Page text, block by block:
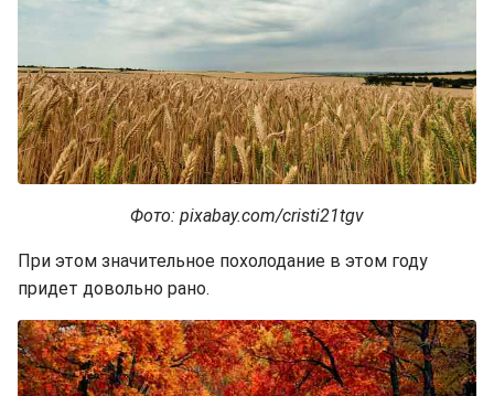
Фото: pixabay.com/cristi21tgv
При этом значительное похолодание в этом году
придет довольно рано.